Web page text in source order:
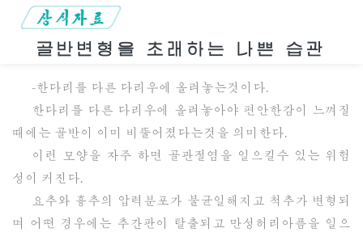
골반변형을 초래하는 나쁜 습관
-한다리를 다른 다리우에 올려놓는것이다.
한다리를 다른 다리우에 올려놓아야 편안한감이 느껴질
때에는 골반이 이미 비뚤어졌다는것을 의미한다.
이런 모양을 자주 하면 골관절염을 일으킬수 있는 위험
성이 커진다.
요추와 흉추의 압력분포가 불균일해지고 척추가 변형되
며 어떤 경우에는 추간판이 탈출되고 만성허리아픔을 일으